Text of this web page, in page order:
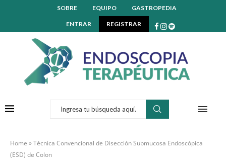
SOBRE EQUIPO GASTROPEDIA
ENTRAR REGISTRAR
Home »Técnica Convencional de Disección Submucosa Endoscópica
(ESD) de Colon